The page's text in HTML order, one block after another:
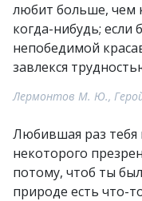
любит больше, чем
когда-нибудь; если
непобедимой
завлекся
Лермонтов М. Ю.,
Любившая раз тебя
некоторого
потому, чтоб ты
природе есть что-